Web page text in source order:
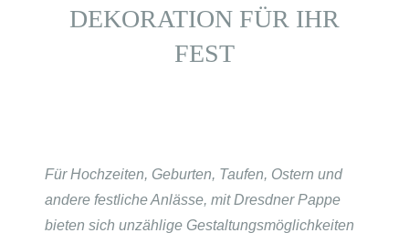
DEKORATION FÜR IHR
FEST
Für Hochzeiten, Geburten, Taufen, Ostern und
andere festliche Anlässe, mit Dresdner Pappe
bieten sich unzählige Gestaltungsmöglichkeiten